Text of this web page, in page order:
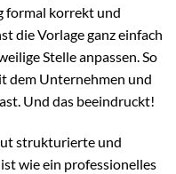
formal korrekt und
die Vorlage ganz einfach
Stelle anpassen. So
dem Unternehmen und
Und das beeindruckt!
strukturierte und
wie ein professionelles